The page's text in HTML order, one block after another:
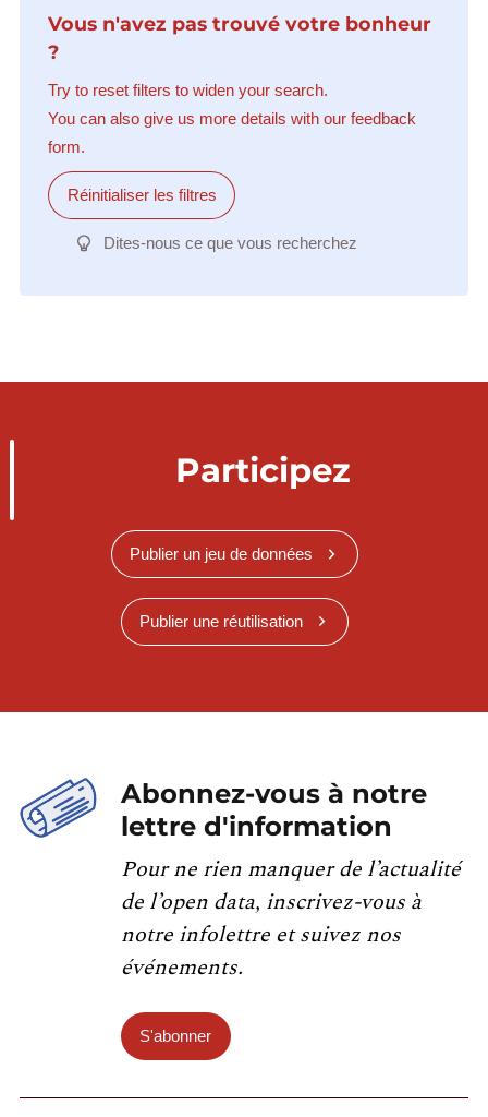
Vous n'avez pas trouvé votre bonheur
?
Try to reset filters to widen your search.
You can also give us more details with our feedback
form.
Réinitialiser les filtres
Dites-nous ce que vous recherchez
Participez
Publier un jeu de données
Publier une réutilisation
Abonnez-vous à notre
lettre d'information
Pour ne rien manquer de l’actualité
de l’open data, inscrivez-vous à
notre infolettre et suivez nos
événements.
S'abonner